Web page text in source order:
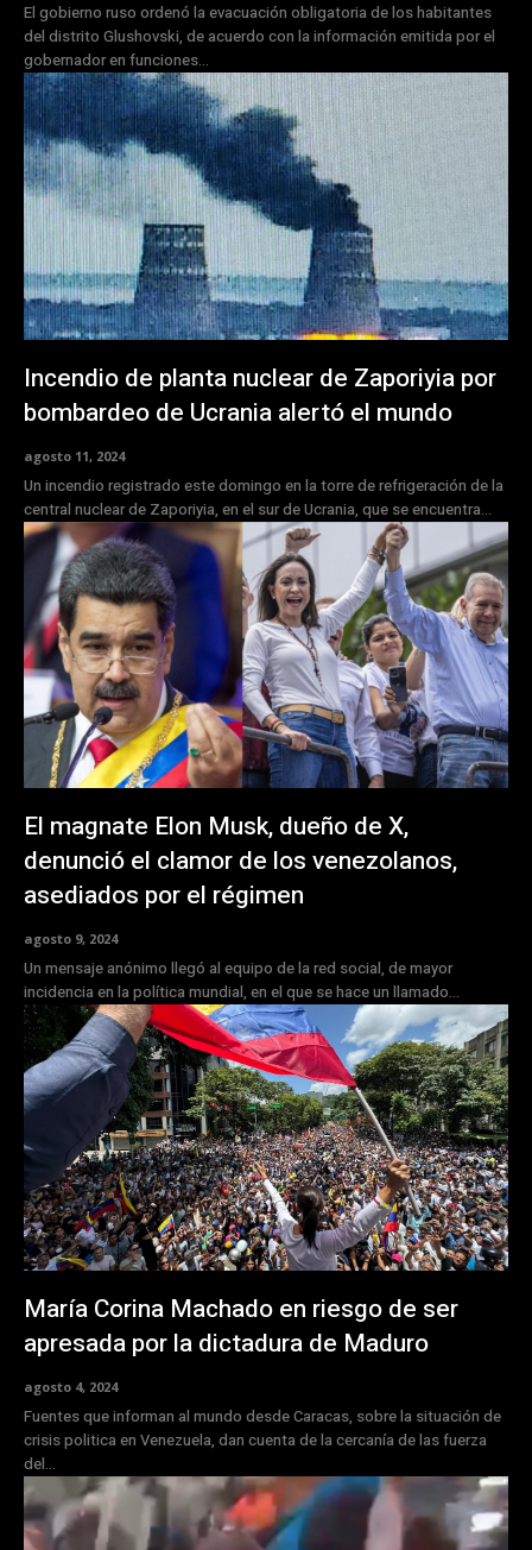
El gobierno ruso ordenó la evacuación obligatoria de los habitantes
del distrito Glushovski, de acuerdo con la información emitida por el
gobernador en funciones...
Incendio de planta nuclear de Zaporiyia por
bombardeo de Ucrania alertó el mundo
agosto 11, 2024
Un incendio registrado este domingo en la torre de refrigeración de la
central nuclear de Zaporiyia, en el sur de Ucrania, que se encuentra...
El magnate Elon Musk, dueño de X,
denunció el clamor de los venezolanos,
asediados por el régimen
agosto 9, 2024
Un mensaje anónimo llegó al equipo de la red social, de mayor
incidencia en la política mundial, en el que se hace un llamado...
María Corina Machado en riesgo de ser
apresada por la dictadura de Maduro
agosto 4, 2024
Fuentes que informan al mundo desde Caracas, sobre la situación de
crisis politica en Venezuela, dan cuenta de la cercanía de las fuerza
del...